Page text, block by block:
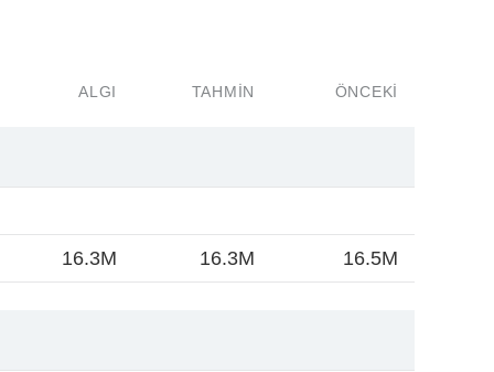
ALGI TAHMIN ÖNCEKI
16.3M 16.3M 16.5M